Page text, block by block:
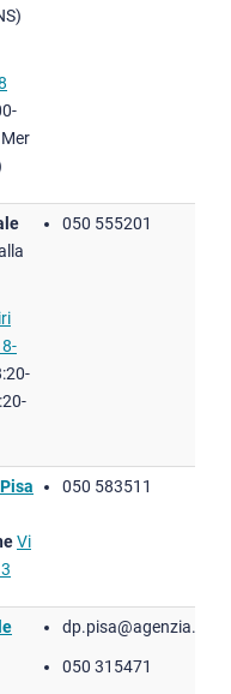
050 555201
Vi
050 583511
050 315471